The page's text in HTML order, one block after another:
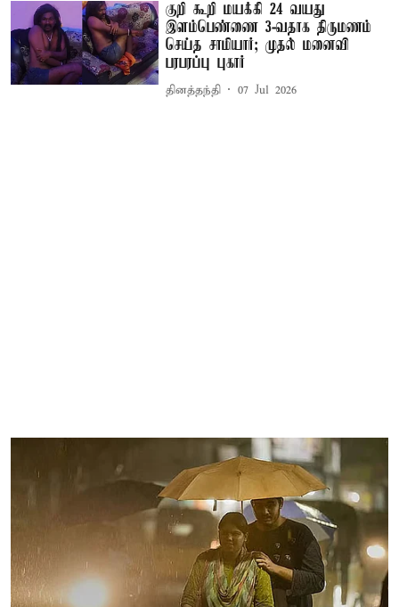
குறி கூறி மயக்கி 24 வயது
இளம்பெண்ணை 3-வதாக திருமணம்
செய்த சாமியார்; முதல் மனைவி
பரபரப்பு புகார்
தினத்தந்தி 07 Jul 2026